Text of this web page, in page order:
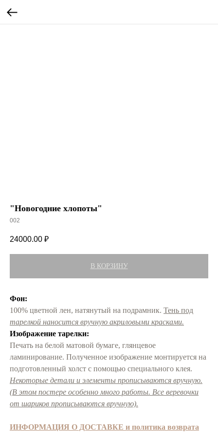
"Новогодние хлопоты"
002
24000.00 ₽
В КОРЗИНУ
Фон:
100% цветной лен, натянутый на подрамник. Тень под
тарелкой наносится вручную акриловыми красками.
Изображение тарелки:
Печать на белой матовой бумаге, глянцевое
ламинирование. Полученное изображение монтируется на
подготовленный холст с помощью специального клея.
Некоторые детали и элементы прописываются вручную.
(В этом постере особенно много работы. Все веревочки
от шариков прописываются вручную).
ИНФОРМАЦИЯ О ДОСТАВКЕ и политика возврата